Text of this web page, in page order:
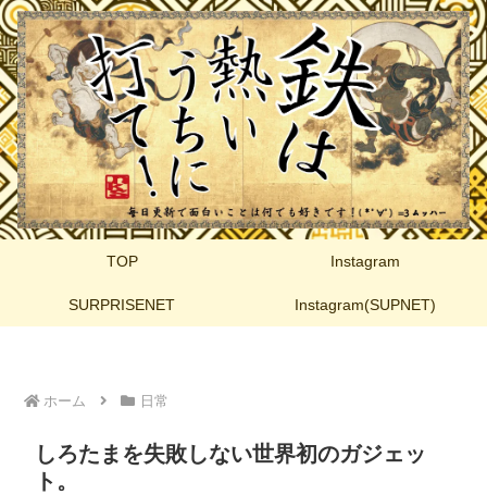
TOP Instagram
SURPRISENET Instagram(SUPNET)
ホーム 日常
しろたまを失敗しない世界初のガジェッ
ト。